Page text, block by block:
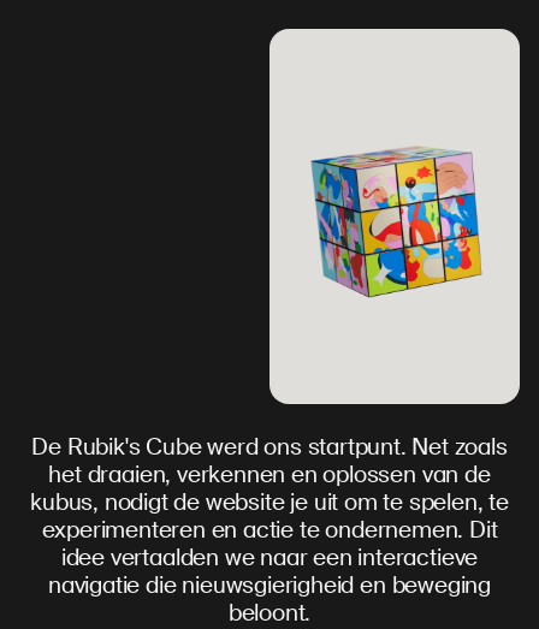
De Rubik's Cube werd ons startpunt. Net zoals
het draaien, verkennen en oplossen van de
kubus, nodigt de website je uit om te spelen, te
experimenteren en actie te ondernemen. Dit
idee vertaalden we naar een interactieve
navigatie die nieuwsgierigheid en beweging
beloont.